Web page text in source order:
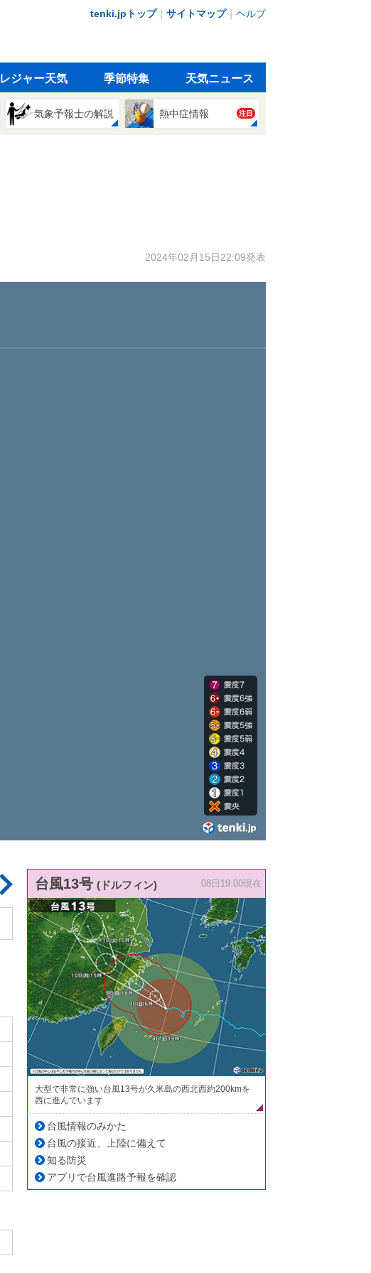
tenki.jpトップ｜ サイトマップ｜ ヘルプ
レジャー天気 季節特集 天気ニュース
気象予報士の解説 熱中症情報 注目
2024年02月15日22:09発表
台風13号 (ドルフィン) 08日19:00現在
大型で非常に強い台風13号が久米島の西北西約200kmを
西に進んでいます
台風情報のみかた
台風の接近、上陸に備えて
知る防災
アプリで台風進路予報を確認